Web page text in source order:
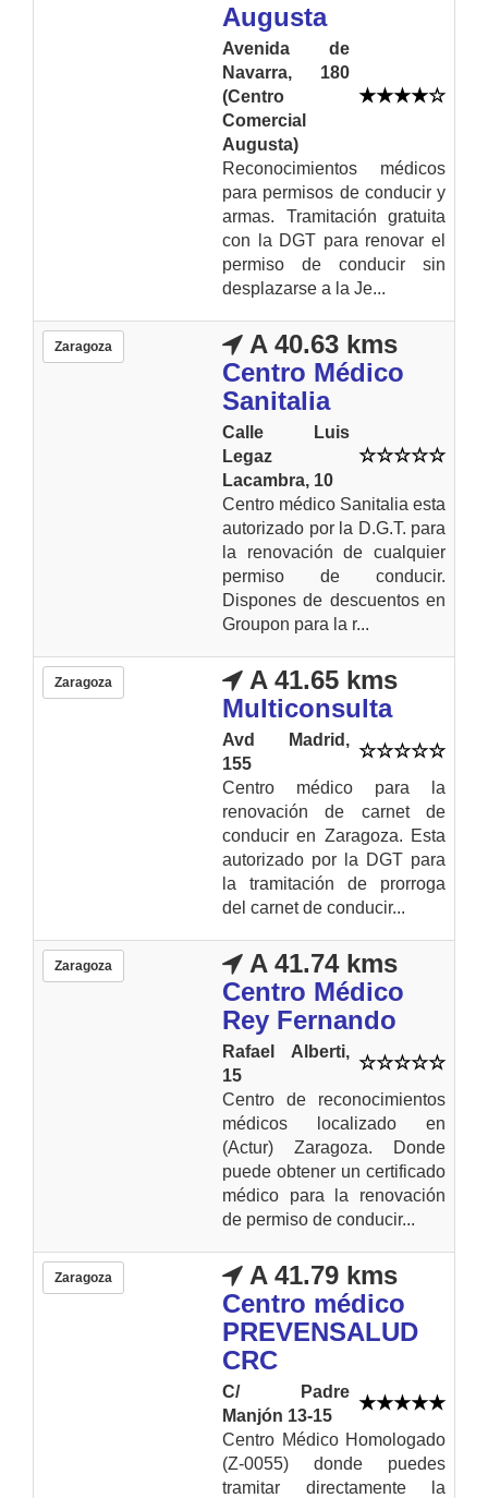
Augusta
Avenida de
Navarra, 180
(Centro
Comercial
Augusta)
Reconocimientos médicos
para permisos de conducir y
armas. Tramitación gratuita
con la DGT para renovar el
permiso de conducir sin
desplazarse a la Je...
Zaragoza
A 40.63 kms
Centro Médico
Sanitalia
Calle Luis
Legaz
Lacambra, 10
Centro médico Sanitalia esta
autorizado por la D.G.T. para
la renovación de cualquier
permiso de conducir.
Dispones de descuentos en
Groupon para la r...
Zaragoza
A 41.65 kms
Multiconsulta
Avd Madrid,
155
Centro médico para la
renovación de carnet de
conducir en Zaragoza. Esta
autorizado por la DGT para
la tramitación de prorroga
del carnet de conducir...
Zaragoza
A 41.74 kms
Centro Médico
Rey Fernando
Rafael Alberti,
15
Centro de reconocimientos
médicos localizado en
(Actur) Zaragoza. Donde
puede obtener un certificado
médico para la renovación
de permiso de conducir...
Zaragoza
A 41.79 kms
Centro médico
PREVENSALUD
CRC
C/ Padre
Manjón 13-15
Centro Médico Homologado
(Z-0055) donde puedes
tramitar directamente la